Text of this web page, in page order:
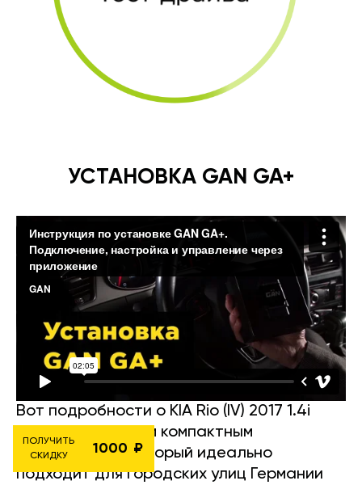
УСТАНОВКА GAN GA+
Вот подробности о KIA Rio (IV) 2017 1.4i
100HP — отличным компактным
автомобилем, который идеально
подходит для городских улиц Германии
ПОЛУЧИТЬ
СКИДКУ
1000